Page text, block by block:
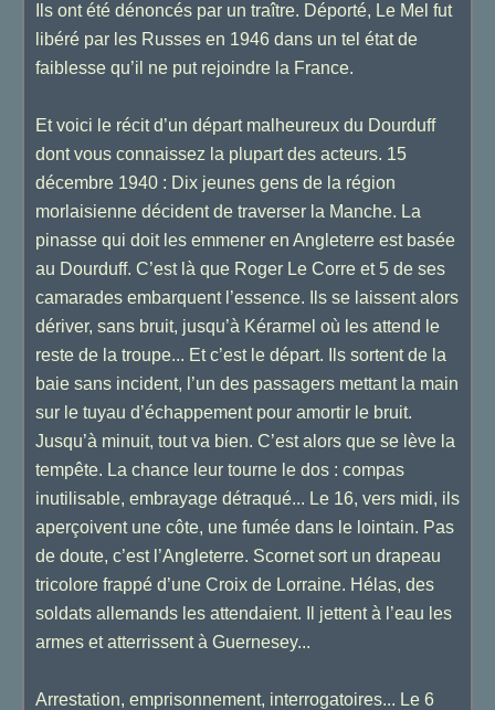
Ils ont été dénoncés par un traître. Déporté, Le Mel fut
libéré par les Russes en 1946 dans un tel état de
faiblesse qu’il ne put rejoindre la France.
Et voici le récit d’un départ malheureux du Dourduff
dont vous connaissez la plupart des acteurs. 15
décembre 1940 : Dix jeunes gens de la région
morlaisienne décident de traverser la Manche. La
pinasse qui doit les emmener en Angleterre est basée
au Dourduff. C’est là que Roger Le Corre et 5 de ses
camarades embarquent l’essence. Ils se laissent alors
dériver, sans bruit, jusqu’à Kérarmel où les attend le
reste de la troupe... Et c’est le départ. Ils sortent de la
baie sans incident, l’un des passagers mettant la main
sur le tuyau d’échappement pour amortir le bruit.
Jusqu’à minuit, tout va bien. C’est alors que se lève la
tempête. La chance leur tourne le dos : compas
inutilisable, embrayage détraqué... Le 16, vers midi, ils
aperçoivent une côte, une fumée dans le lointain. Pas
de doute, c’est l’Angleterre. Scornet sort un drapeau
tricolore frappé d’une Croix de Lorraine. Hélas, des
soldats allemands les attendaient. Il jettent à l’eau les
armes et atterrissent à Guernesey...
Arrestation, emprisonnement, interrogatoires... Le 6